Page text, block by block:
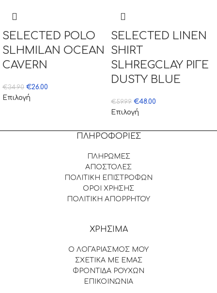
SELECTED POLO
SLHMILAN OCEAN
CAVERN
€34.90 €26.00
Επιλογή
SELECTED LINEN
SHIRT
SLHREGCLAY ΡΙΓΕ
DUSTY BLUE
€59.99 €48.00
Επιλογή
ΠΛΗΡΟΦΟΡΙΕΣ
ΠΛΗΡΩΜΕΣ
ΑΠΟΣΤΟΛΕΣ
ΠΟΛΙΤΙΚΗ ΕΠΙΣΤΡΟΦΩΝ
ΟΡΟΙ ΧΡΗΣΗΣ
ΠΟΛΙΤΙΚΗ ΑΠΟΡΡΗΤΟΥ
ΧΡΗΣΙΜΑ
Ο ΛΟΓΑΡΙΑΣΜΟΣ ΜΟΥ
ΣΧΕΤΙΚΑ ΜΕ ΕΜΑΣ
ΦΡΟΝΤΙΔΑ ΡΟΥΧΩΝ
ΕΠΙΚΟΙΝΩΝΙΑ